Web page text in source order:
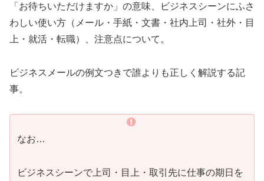
「お待ちいただけますか」の意味、ビジネスシーンにふさ
わしい使い方（メール・手紙・文書・社内上司・社外・目
上・就活・転職）、注意点について。
ビジネスメールの例文つきで誰よりも正しく解説する記
事。
なお…
ビジネスシーンで上司・目上・取引先に仕事の期日を